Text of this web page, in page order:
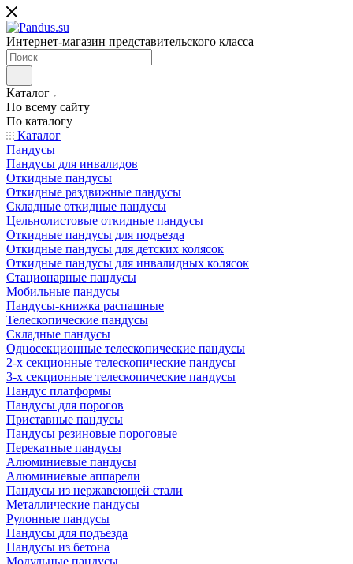
Интернет-магазин представительского класса
Каталог
По всему сайту
По каталогу
Каталог
Пандусы
Пандусы для инвалидов
Откидные пандусы
Откидные раздвижные пандусы
Складные откидные пандусы
Цельнолистовые откидные пандусы
Откидные пандусы для подъезда
Откидные пандусы для детских колясок
Откидные пандусы для инвалидных колясок
Стационарные пандусы
Мобильные пандусы
Пандусы-книжка распашные
Телескопические пандусы
Складные пандусы
Односекционные телескопические пандусы
2-х секционные телескопические пандусы
3-х секционные телескопические пандусы
Пандус платформы
Пандусы для порогов
Приставные пандусы
Пандусы резиновые пороговые
Перекатные пандусы
Алюминиевые пандусы
Алюминиевые аппарели
Пандусы из нержавеющей стали
Металлические пандусы
Рулонные пандусы
Пандусы для подъезда
Пандусы из бетона
Модульные пандусы